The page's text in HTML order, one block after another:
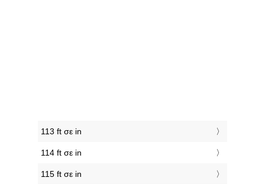
113 ft σε in
114 ft σε in
115 ft σε in